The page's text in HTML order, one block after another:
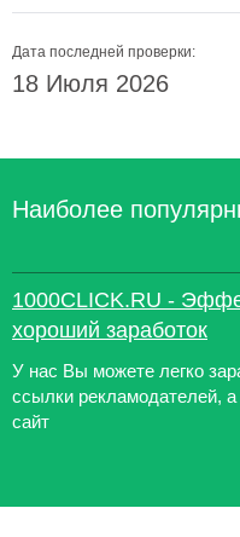
Дата последней проверки:
18 Июля 2026
Наиболее
1000CLICK.RU -
хороший заработок
У нас Вы можете легко
ссылки рекламодателей, а
сайт